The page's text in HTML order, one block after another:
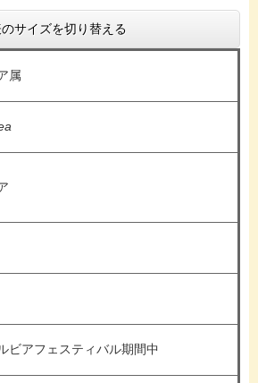
サイズを切り替える
属
ビアフェスティバル期間中